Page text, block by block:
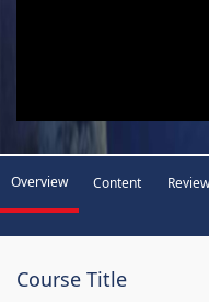
Overview Content
Course Title